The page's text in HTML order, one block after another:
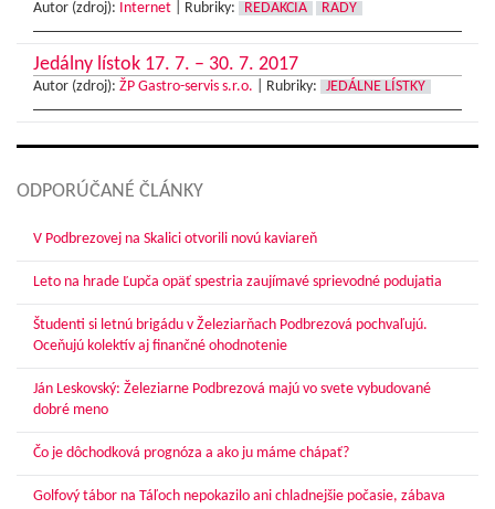
Autor (zdroj): Internet Rubriky: REDAKCIA RADY
Jedálny lístok 17. 7. – 30. 7. 2017
Autor (zdroj): ŽP Gastro-servis s.r.o. Rubriky: JEDÁLNE LÍSTKY
ODPORÚČANÉ ČLÁNKY
V Podbrezovej na Skalici otvorili novú kaviareň
Leto na hrade Ľupča opäť spestria zaujímavé sprievodné podujatia
Študenti si letnú brigádu v Železiarňach Podbrezová pochvaľujú.
Oceňujú kolektív aj finančné ohodnotenie
Ján Leskovský: Železiarne Podbrezová majú vo svete vybudované
dobré meno
Čo je dôchodková prognóza a ako ju máme chápať?
Golfový tábor na Táľoch nepokazilo ani chladnejšie počasie, zábava